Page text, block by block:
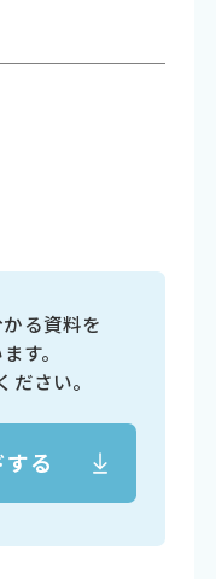
る資料を
す。
さい。
る